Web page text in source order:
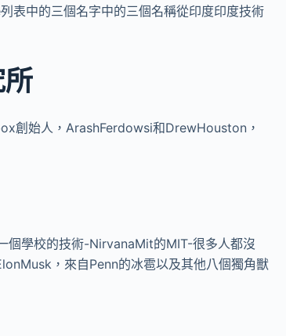
表中的三個名字中的三個名稱從印度印度技術
創始人，ArashFerdowsi和DrewHouston，
個學校的技術-NirvanaMit的MIT-很多人都沒
，來自Penn的冰雹以及其他八個獨角獸